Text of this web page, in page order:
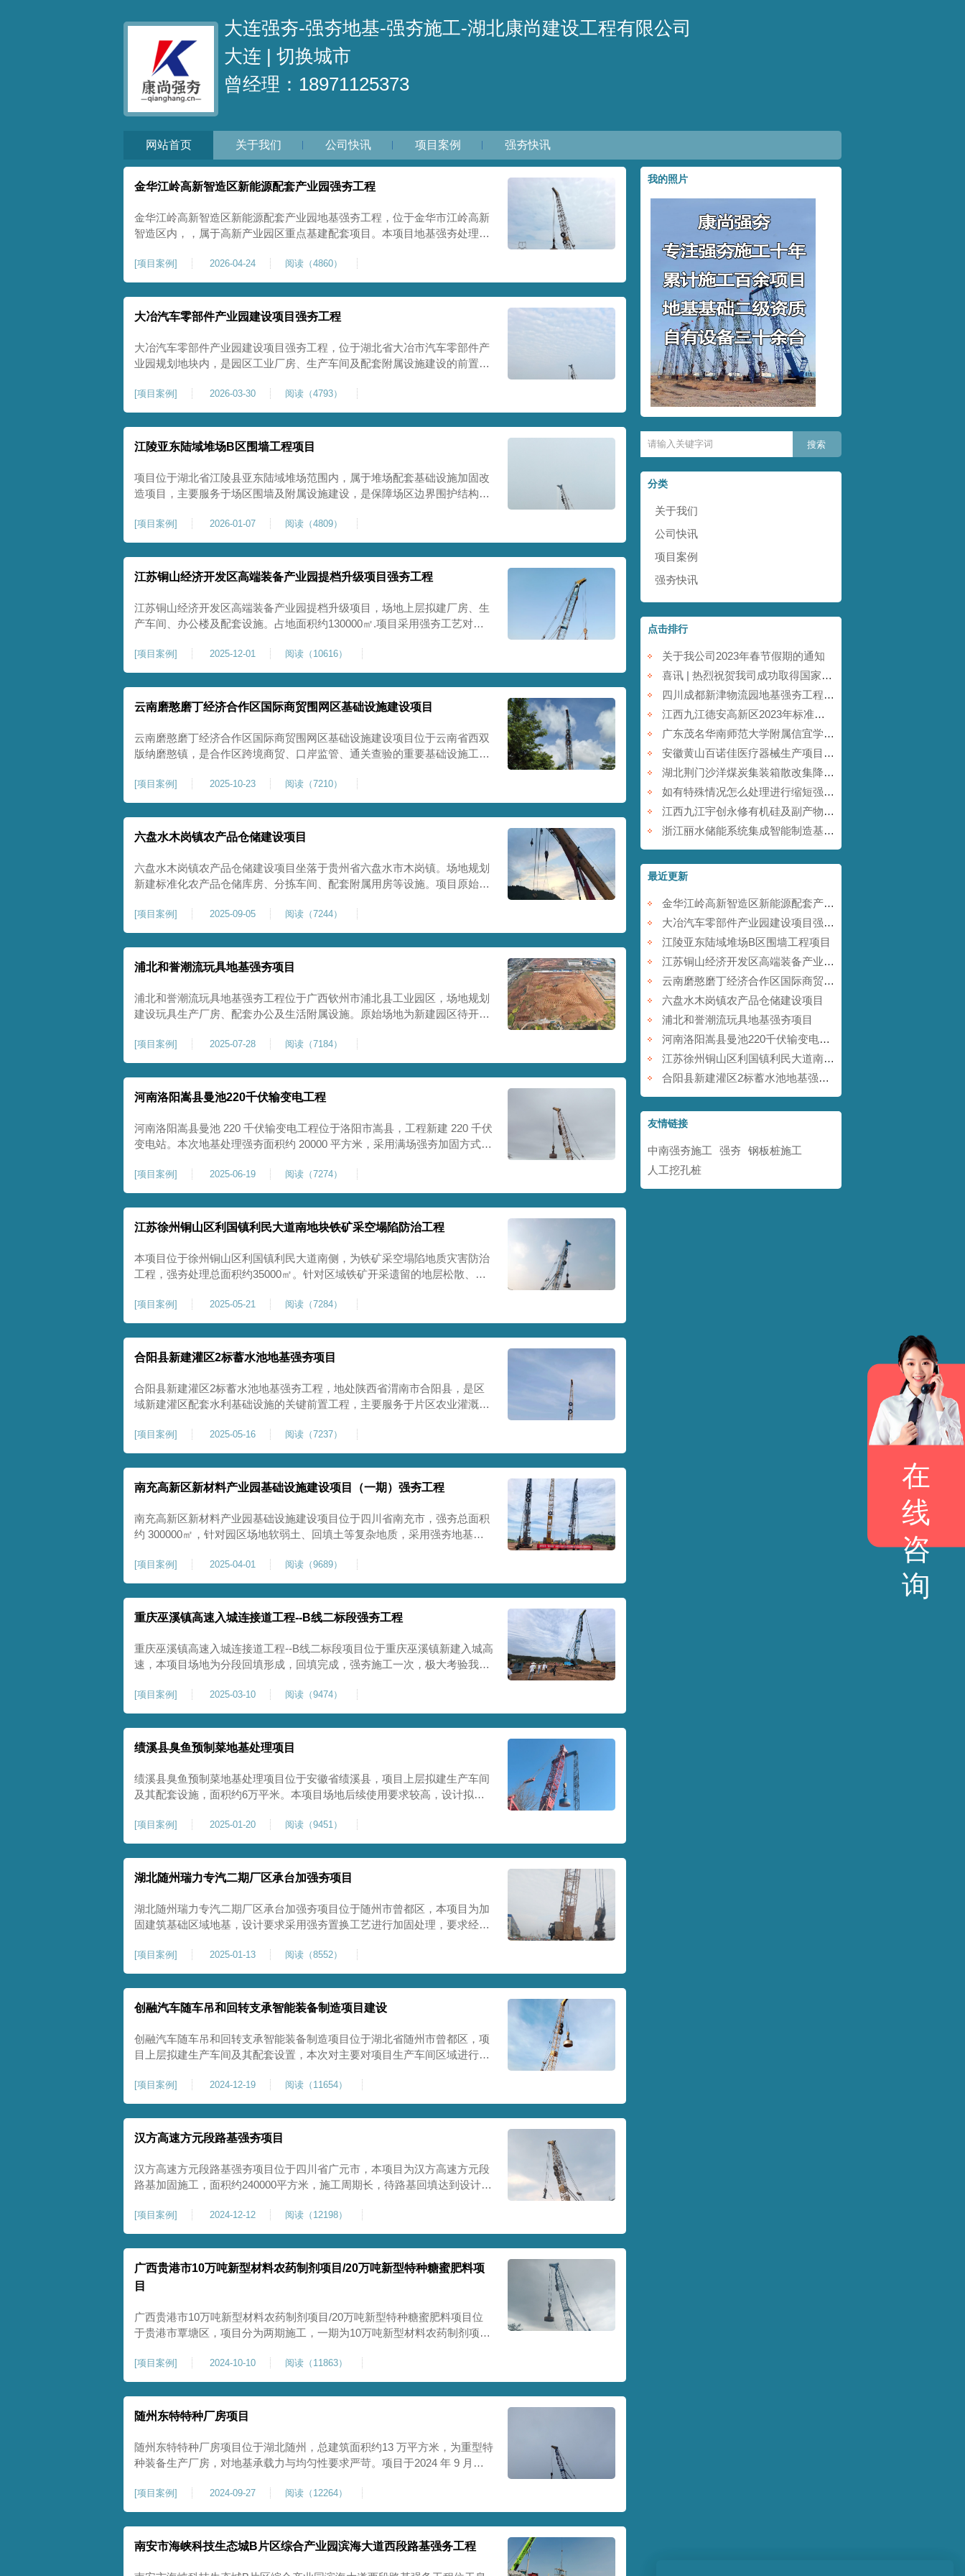
大连强夯-强夯地基-强夯施工-湖北康尚建设工程有限公司
大连 | 切换城市
曾经理：18971125373
网站首页 关于我们 公司快讯 项目案例 强夯快讯
金华江岭高新智造区新能源配套产业园强夯工程
金华江岭高新智造区新能源配套产业园地基强夯工程，位于金华市江岭高新
智造区内，，属于高新产业园区重点基建配套项目。本项目地基强夯处理总
区新建建设用地，原始场地土质松散、土层固结不均匀、孔隙较大、地基承
载力偏弱。新能源产业园厂房及配套设施对
[项目案例 ] 2026-04-24 阅读（4860）
大冶汽车零部件产业园建设项目强夯工程
大冶汽车零部件产业园建设项目强夯工程，位于湖北省大冶市汽车零部件产
业园规划地块内，是园区工业厂房、生产车间及配套附属设施建设的前置基
散、土质均匀性较差、土体固结度不足，天然地基承载力偏低。汽车零部件
生产厂房对地基平整度、整体刚度、沉降控
[项目案例 ] 2026-03-30 阅读（4793）
江陵亚东陆域堆场B区围墙工程项目
项目位于湖北省江陵县亚东陆域堆场范围内，属于堆场配套基础设施加固改
造项目，主要服务于场区围墙及附属设施建设，是保障场区边界围护结构稳
㎡，施工范围为陆域堆场B区围墙沿线及配套场地。原场地土层松散、回填
不均、固结程度差，地基承载力较低，且堆
[项目案例 ] 2026-01-07 阅读（4809）
江苏铜山经济开发区高端装备产业园提档升级项目强夯工程
江苏铜山经济开发区高端装备产业园提档升级项目，场地上层拟建厂房、生
产车间、办公楼及配套设施。占地面积约130000㎡.项目采用强夯工艺对地
压缩模量≥5MPa，工程实施后将有效提升场地整体承载力与均匀性，消除不
均匀沉降隐患，为园区高端装备产业项目
[项目案例 ] 2025-12-01 阅读（10616）
云南磨憨磨丁经济合作区国际商贸围网区基础设施建设项目
云南磨憨磨丁经济合作区国际商贸围网区基础设施建设项目位于云南省西双
版纳磨憨镇，是合作区跨境商贸、口岸监管、通关查验的重要基础设施工
夯加固施工工艺，通过全场地强夯提升地基承载力、消除不均匀沉降，满足
围网区后续建（构）筑物及重型作业场地使
[项目案例 ] 2025-10-23 阅读（7210）
六盘水木岗镇农产品仓储建设项目
六盘水木岗镇农产品仓储建设项目坐落于贵州省六盘水市木岗镇。场地规划
新建标准化农产品仓储库房、分拣车间、配套附属用房等设施。项目原始场
体承载力偏弱、均匀性不足。农产品仓储建筑需长期承受货物堆放荷载，对
地基沉降稳定性、整体密实度要求较高，
[项目案例 ] 2025-09-05 阅读（7244）
浦北和誉潮流玩具地基强夯项目
浦北和誉潮流玩具地基强夯工程位于广西钦州市浦北县工业园区，场地规划
建设玩具生产厂房、配套办公及生活附属设施。原始场地为新建园区待开发
差，若直接施工易出现地基不均匀沉降、地面开裂、墙体变形等质量问题，
无法满足工业厂房长期荷载及规范建设标
[项目案例 ] 2025-07-28 阅读（7184）
河南洛阳嵩县曼池220千伏输变电工程
河南洛阳嵩县曼池 220 千伏输变电工程位于洛阳市嵩县，工程新建 220 千伏
变电站。本次地基处理强夯面积约 20000 平方米，采用满场强夯加固方式改
各类构支架、电气设备及配套设施建设标准。本项目是嵩县重要电力基础设
施，投运后优化区域电网布局，增强当
[项目案例 ] 2025-06-19 阅读（7274）
江苏徐州铜山区利国镇利民大道南地块铁矿采空塌陷防治工程
本项目位于徐州铜山区利国镇利民大道南侧，为铁矿采空塌陷地质灾害防治
工程，强夯处理总面积约35000㎡。针对区域铁矿开采遗留的地层松散、裂
险，提升场地整体稳定性与承载力，彻底改善地块建设条件，实现矿区地质
灾害治理与土地安全利用。
[项目案例 ] 2025-05-21 阅读（7284）
合阳县新建灌区2标蓄水池地基强夯项目
合阳县新建灌区2标蓄水池地基强夯工程，地处陕西省渭南市合阳县，是区
域新建灌区配套水利基础设施的关键前置工程，主要服务于片区农业灌溉蓄
稳定运行。本工程核心施工内容为蓄水池场地地基强夯加固处理，总强夯施
工面积25000㎡，施工完成后场地上部将新
[项目案例 ] 2025-05-16 阅读（7237）
南充高新区新材料产业园基础设施建设项目（一期）强夯工程
南充高新区新材料产业园基础设施建设项目位于四川省南充市，强夯总面积
约 300000㎡，针对园区场地软弱土、回填土等复杂地质，采用强夯地基加
筑牢基础。本项目施工作业面积大，我司将整个场地施工区域合理划分为若
干个区段，分区分段施工，投入强夯设备3
[项目案例 ] 2025-04-01 阅读（9689）
重庆巫溪镇高速入城连接道工程--B线二标段强夯工程
重庆巫溪镇高速入城连接道工程--B线二标段项目位于重庆巫溪镇新建入城高
速，本项目场地为分段回填形成，回填完成，强夯施工一次，极大考验我司
一次，确认工程量，严格把控每标段施工区域的施工质量，确保工程整体质
量。在施工过程中我司严格按照设计规范
[项目案例 ] 2025-03-10 阅读（9474）
绩溪县臭鱼预制菜地基处理项目
绩溪县臭鱼预制菜地基处理项目位于安徽省绩溪县，项目上层拟建生产车间
及其配套设施，面积约6万平米。本项目场地后续使用要求较高，设计拟采
配备28m龙门架一幅辅助高能级强夯施工，配备85T，直径为2m，高度为
2.2m的柱锤一个，柱锤接地面积更小，强夯穿透
[项目案例 ] 2025-01-20 阅读（9451）
湖北随州瑞力专汽二期厂区承台加强夯项目
湖北随州瑞力专汽二期厂区承台加强夯项目位于随州市曾都区，本项目为加
固建筑基础区域地基，设计要求采用强夯置换工艺进行加固处理，要求经处
物，且本项目采用夯击能较大，夯击次数较多，为确保场地临近建筑物安全
性，我司在临近建筑物的场地界限开挖减震沟
[项目案例 ] 2025-01-13 阅读（8552）
创融汽车随车吊和回转支承智能装备制造项目建设
创融汽车随车吊和回转支承智能装备制造项目位于湖北省随州市曾都区，项
目上层拟建生产车间及其配套设置，本次对主要对项目生产车间区域进行强
康尚强夯公司于2024年12月15日组织设备人员进场，设备型号为
ZRYG3500C，施工作业人员按照设计严格施工。
[项目案例 ] 2024-12-19 阅读（11654）
汉方高速方元段路基强夯项目
汉方高速方元段路基强夯项目位于四川省广元市，本项目为汉方高速方元段
路基加固施工，面积约240000平方米，施工周期长，待路基回填达到设计标
月20日安排设备人员进场，按照图纸设计施工。
[项目案例 ] 2024-12-12 阅读（12198）
广西贵港市10万吨新型材料农药制剂项目/20万吨新型特种糖蜜肥料项
目
广西贵港市10万吨新型材料农药制剂项目/20万吨新型特种糖蜜肥料项目位
于贵港市覃塘区，项目分为两期施工，一期为10万吨新型材料农药制剂项目
夯和普通强夯施工两种施工模式。为确保后期地基使用要求，单独对基础承
台位置地基进行置换加强夯，其他区域采用
[项目案例 ] 2024-10-10 阅读（11863）
随州东特特种厂房项目
随州东特特种厂房项目位于湖北随州，总建筑面积约13 万平方米，为重型特
种装备生产厂房，对地基承载力与均匀性要求严苛。项目于2024 年 9 月正
面提升场地密实度与承载性能，满足重载车间、设备基础与行车轨道的长期
稳定运行要求。项目严格遵循强夯地基处
[项目案例 ] 2024-09-27 阅读（12264）
南安市海峡科技生态城B片区综合产业园滨海大道西段路基强务工程
我的照片
分类
关于我们
公司快讯
项目案例
强夯快讯
点击排行
关于我公司2023年春节假期的通知
喜讯 | 热烈祝贺我司成功取得国家商标注册证书！
四川成都新津物流园地基强夯工程【康尚强夯建设】
江西九江德安高新区2023年标准厂房及配套基础设施建设项目【康尚强夯建设】
广东茂名华南师范大学附属信宜学校强夯地基项目【康尚强夯建设】
安徽黄山百诺佳医疗器械生产项目(一期)地基强夯工程【康尚强夯建设】
湖北荆门沙洋煤炭集装箱散改集降水强夯项目【康尚强夯建设】
如有特殊情况怎么处理进行缩短强夯施工的工期
江西九江宇创永修有机硅及副产物综合利用项目强夯工程【康尚强夯建设】
浙江丽水储能系统集成智能制造基地项目强夯工程【康尚强夯建设】
最近更新
金华江岭高新智造区新能源配套产业园强夯工程
大冶汽车零部件产业园建设项目强夯工程
江陵亚东陆域堆场B区围墙工程项目
江苏铜山经济开发区高端装备产业园提档升级项目强夯工程
云南磨憨磨丁经济合作区国际商贸围网区基础设施建设项目
六盘水木岗镇农产品仓储建设项目
浦北和誉潮流玩具地基强夯项目
河南洛阳嵩县曼池220千伏输变电工程
江苏徐州铜山区利国镇利民大道南地块铁矿采空塌陷防治工程
合阳县新建灌区2标蓄水池地基强夯项目
友情链接
中南强夯施工 强夯
钢板桩施工
人工挖孔桩
在
线
咨
询